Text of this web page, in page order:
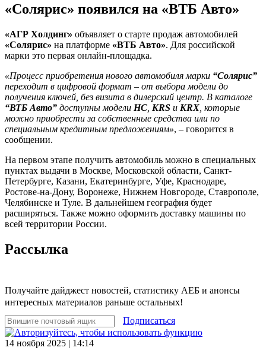
«Солярис» появился на «ВТБ Авто»
«АГР Холдинг» объявляет о старте продаж автомобилей
«Солярис» на платформе «ВТБ Авто». Для российской
марки это первая онлайн-площадка.
«Процесс приобретения нового автомобиля марки “Солярис”
переходит в цифровой формат – от выбора модели до
получения ключей, без визита в дилерский центр. В каталоге
“ВТБ Авто” доступны модели HC KRS и KRX , которые
можно приобрести за собственные средства или по
специальным кредитным предложениям», – говорится в
сообщении.
На первом этапе получить автомобиль можно в специальных
пунктах выдачи в Москве, Московской области, Санкт-
Петербурге, Казани, Екатеринбурге, Уфе, Краснодаре,
Ростове-на-Дону, Воронеже, Нижнем Новгороде, Ставрополе,
Челябинске и Туле. В дальнейшем география будет
расширяться. Также можно оформить доставку машины по
всей территории России.
Рассылка
Получайте дайджест новостей, статистику АЕБ и анонсы
интересных материалов раньше остальных!
Подписаться
14 ноября 2025 | 14:14